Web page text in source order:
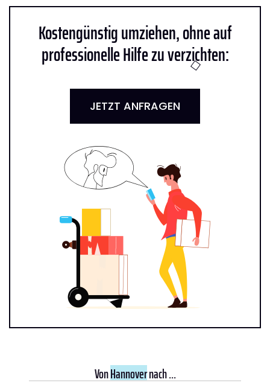
Kostengünstig umziehen, ohne auf
professionelle Hilfe zu verzichten:
JETZT ANFRAGEN
VonHannovernach ...